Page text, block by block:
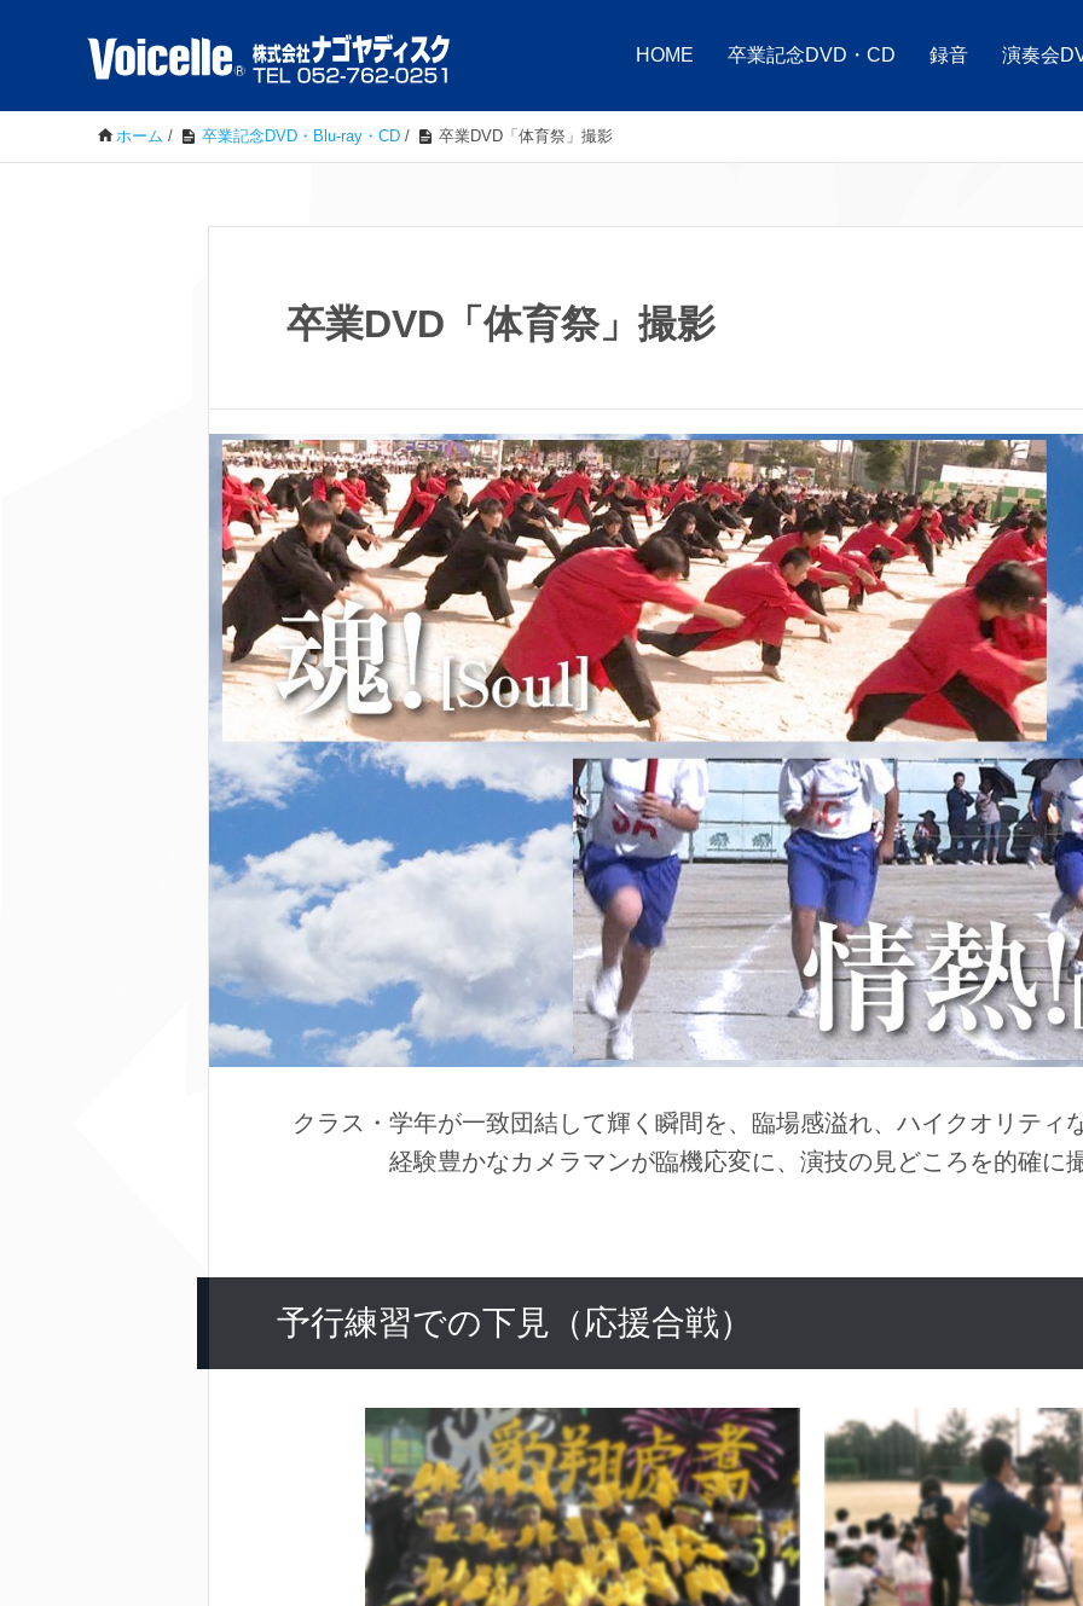
HOME 卒業記念DVD・CD 録音 演奏会
ホーム / 卒業記念DVD・Blu-ray・CD / 卒業DVD「体育祭」撮影
卒業DVD「体育祭」撮影
クラス・学年が一致団結して輝く瞬間を、臨場感溢れ、ハイクオリティ
経験豊かなカメラマンが臨機応変に、演技の見どころを的確に
予行練習での下見（応援合戦）